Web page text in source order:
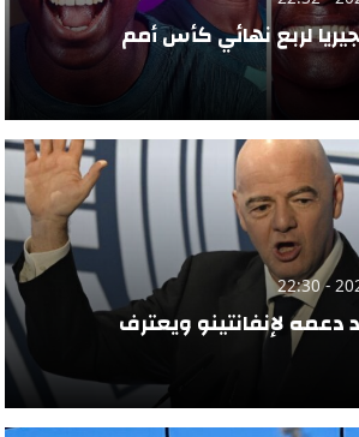
لربع نهائي كأس أمم
دعمه لإنفانتينو ويعترف